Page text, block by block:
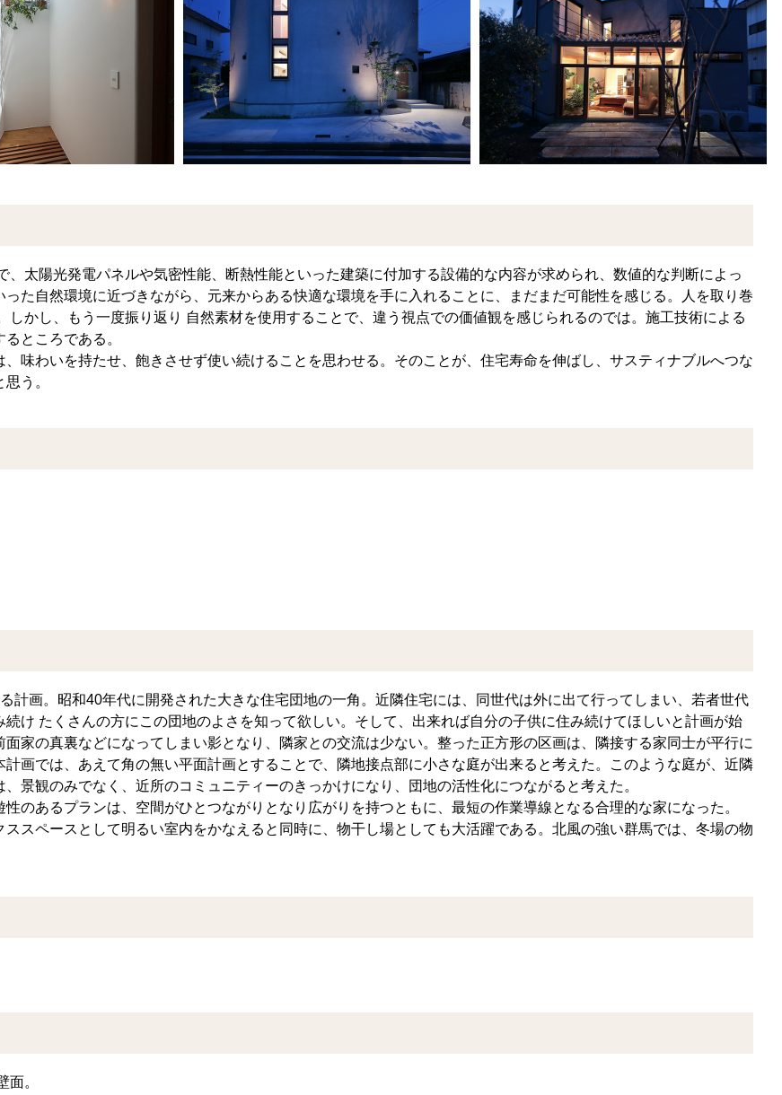
太陽光発電パネルや気密性能、断熱性能といった建築に付加する設備的な内容が求められ、数値的な判断によっ
た自然環境に近づきながら、元来からある快適な環境を手に入れることに、まだまだ可能性を感じる。人を取り巻
かし、もう一度振り返り 自然素材を使用することで、違う視点での価値観を感じられるのでは。施工技術による
ところである。
味わいを持たせ、飽きさせず使い続けることを思わせる。そのことが、住宅寿命を伸ばし、サスティナブルへつな
う。
計画。昭和40年代に開発された大きな住宅団地の一角。近隣住宅には、同世代は外に出て行ってしまい、若者世代
け たくさんの方にこの団地のよさを知って欲しい。そして、出来れば自分の子供に住み続けてほしいと計画が始
家の真裏などになってしまい影となり、隣家との交流は少ない。整った正方形の区画は、隣接する家同士が平行に
画では、あえて角の無い平面計画とすることで、隣地接点部に小さな庭が出来ると考えた。このような庭が、近隣
景観のみでなく、近所のコミュニティーのきっかけになり、団地の活性化につながると考えた。
のあるプランは、空間がひとつながりとなり広がりを持つともに、最短の作業導線となる合理的な家になった。
スペースとして明るい室内をかなえると同時に、物干し場としても大活躍である。北風の強い群馬では、冬場の物
。